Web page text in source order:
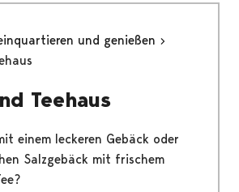
und genießen
Teehaus
einem leckeren Gebäck oder
Salzgebäck mit frischem